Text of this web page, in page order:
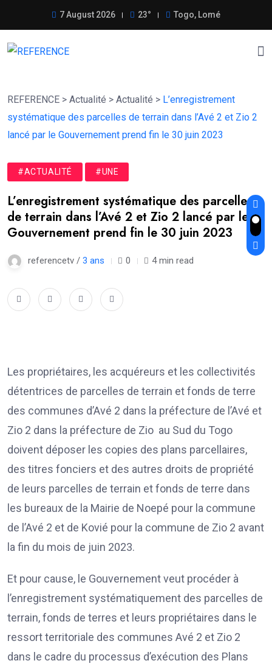
7 August 2026 23° Togo, Lomé
REFERENCE > Actualité > Actualité > L’enregistrement
systématique des parcelles de terrain dans l’Avé 2 et Zio 2
lancé par le Gouvernement prend fin le 30 juin 2023
#ACTUALITÉ #UNE
L’enregistrement systématique des parcelles
de terrain dans l’Avé 2 et Zio 2 lancé par le
Gouvernement prend fin le 30 juin 2023
referencetv / 3 ans 0 4 min read
Les propriétaires, les acquéreurs et les collectivités
détentrices de parcelles de terrain et fonds de terre
des communes d’Avé 2 dans la préfecture de l’Avé et
Zio 2 dans la préfecture de Zio au Sud du Togo
doivent déposer les copies des plans parcellaires,
des titres fonciers et des autres droits de propriété
de leurs parcelles de terrain et fonds de terre dans
les bureaux de la Mairie de Noepé pour la commune
de l’Avé 2 et de Kovié pour la commune de Zio 2 avant
la fin du mois de juin 2023.
Et pour cause, le Gouvernement veut procéder à
l’enregistrement systématiquement des parcelles de
terrain, fonds de terres et leurs propriétaires dans le
ressort territoriale des communes Avé 2 et Zio 2
dans le cadre du processus d’exécution des Plans